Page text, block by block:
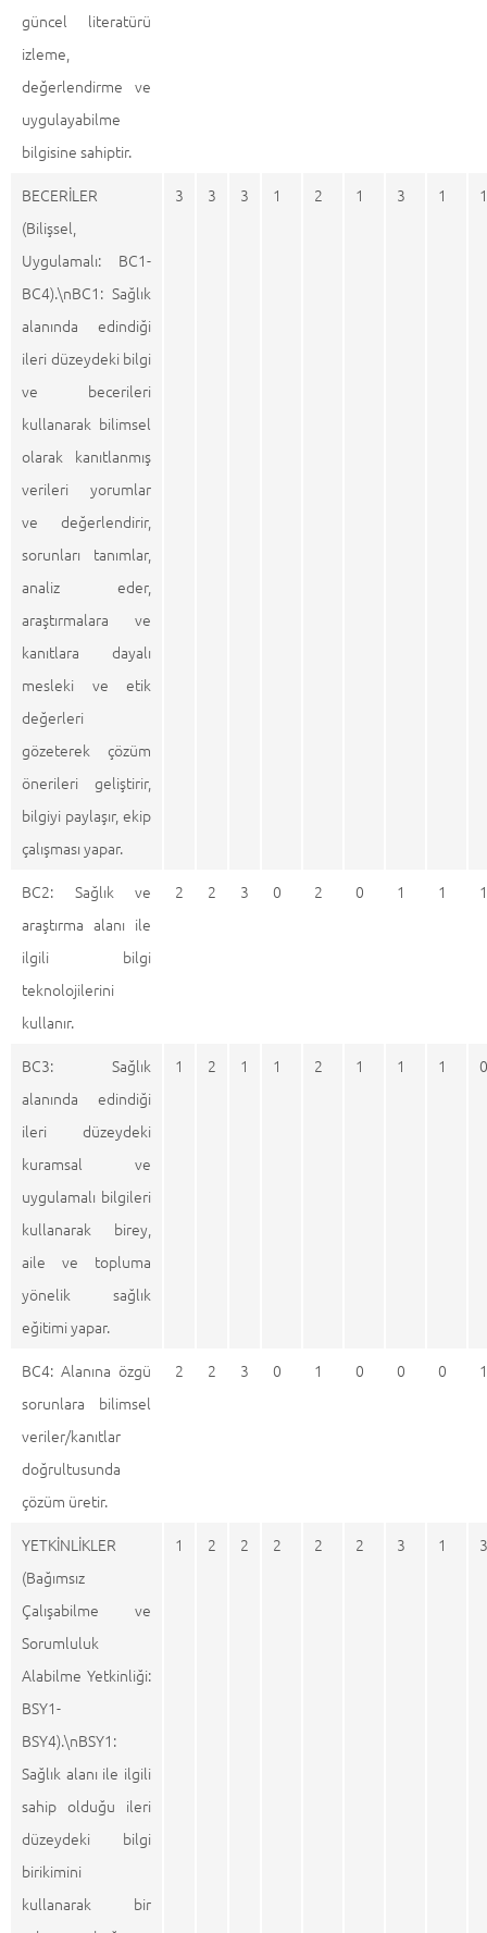
güncel literatürü
izleme,
değerlendirme ve
uygulayabilme
bilgisine sahiptir.
BECERİLER
(Bilişsel,
Uygulamalı: BC1-
BC4).\nBC1: Sağlık
alanında edindiği
ileri düzeydeki bilgi
ve becerileri
kullanarak bilimsel
olarak kanıtlanmış
verileri yorumlar
ve değerlendirir,
sorunları tanımlar,
analiz eder,
araştırmalara ve
kanıtlara dayalı
mesleki ve etik
değerleri
gözeterek çözüm
önerileri geliştirir,
bilgiyi paylaşır, ekip
çalışması yapar.
3 3 3 1 2 1 3 1 1
BC2: Sağlık ve
araştırma alanı ile
ilgili bilgi
teknolojilerini
kullanır.
2 2 3 0 2 0 1 1 1
BC3: Sağlık
alanında edindiği
ileri düzeydeki
kuramsal ve
uygulamalı bilgileri
kullanarak birey,
aile ve topluma
yönelik sağlık
eğitimi yapar.
1 2 1 1 2 1 1 1 0
BC4: Alanına özgü
sorunlara bilimsel
veriler/kanıtlar
doğrultusunda
çözüm üretir.
2 2 3 0 1 0 0 0 1
YETKİNLİKLER
(Bağımsız
Çalışabilme ve
Sorumluluk
Alabilme Yetkinliği:
BSY1-
BSY4).\nBSY1:
Sağlık alanı ile ilgili
sahip olduğu ileri
düzeydeki bilgi
birikimini
kullanarak bir
1 2 2 2 2 2 3 1 3